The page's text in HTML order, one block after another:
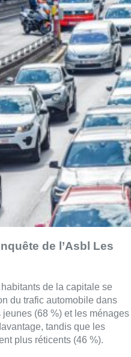
de l’Asbl Les
de la capitale se
du trafic automobile dans
(68 %) et les ménages
tandis que les
plus réticents (46 %).